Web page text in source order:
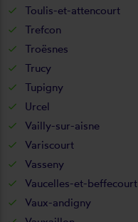
Toulis-et-attencourt
Trefcon
Troësnes
Trucy
Tupigny
Urcel
Vailly-sur-aisne
Variscourt
Vasseny
Vaucelles-et-beffecourt
Vaux-andigny